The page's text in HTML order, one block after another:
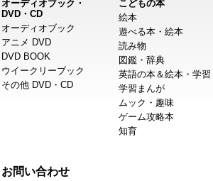
オーディオブック・
DVD・CD
オーディオブック
アニメ DVD
DVD BOOK
ウイークリーブック
その他 DVD・CD
こどもの本
絵本
遊べる本・絵本
読み物
図鑑・辞典
英語の本＆絵本・学習
学習まんが
ムック・趣味
ゲーム攻略本
知育
お問い合わせ